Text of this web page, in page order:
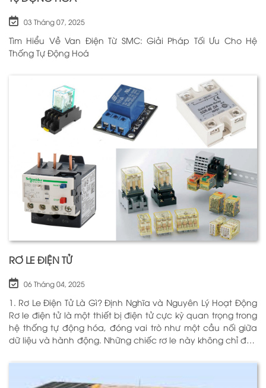
03 Tháng 07, 2025
Tìm Hiểu Về Van Điện Từ SMC: Giải Pháp Tối Ưu Cho Hệ
Thống Tự Động Hoá
RƠ LE ĐIỆN TỬ
06 Tháng 04, 2025
1. Rơ Le Điện Tử Là Gì? Định Nghĩa và Nguyên Lý Hoạt Động
Rơ le điện tử là một thiết bị điện tử cực kỳ quan trọng trong
hệ thống tự động hóa, đóng vai trò như một cầu nối giữa
dữ liệu và hành động. Những chiếc rơ le này không chỉ đơn
thông minh giúp điều khiển và giám sát hoạt động của các
thiết bị khác nhau trong môi trường công nghiệp cũng như